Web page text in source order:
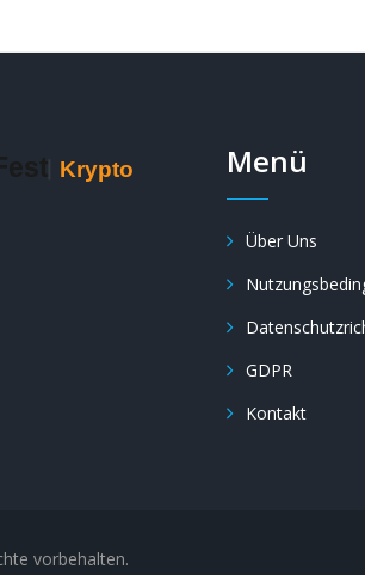
Menü
Über Uns
GDPR
Kontakt
vorbehalten.